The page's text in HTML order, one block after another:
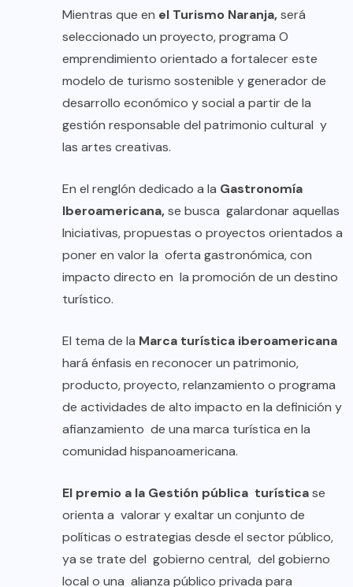
Mientras que en el Turismo Naranja,será
seleccionado un proyecto, programa O
emprendimiento orientado a fortalecer este
modelo de turismo sostenible y generador de
desarrollo económico y social a partir de la
gestión responsable del patrimonio cultural y
las artes creativas.
En el renglón dedicado a la Gastronomía
Iberoamericana,se busca galardonar aquellas
Iniciativas, propuestas o proyectos orientados a
poner en valor la oferta gastronómica, con
impacto directo en la promoción de un destino
turístico.
El tema de la Marca turística iberoamericana
hará énfasis en reconocer un patrimonio,
producto, proyecto, relanzamiento o programa
de actividades de alto impacto en la definición y
afianzamiento de una marca turística en la
comunidad hispanoamericana.
El premio a la Gestión pública turísticase
orienta a valorar y exaltar un conjunto de
políticas o estrategias desde el sector público,
ya se trate del gobierno central, del gobierno
local o una alianza público privada para